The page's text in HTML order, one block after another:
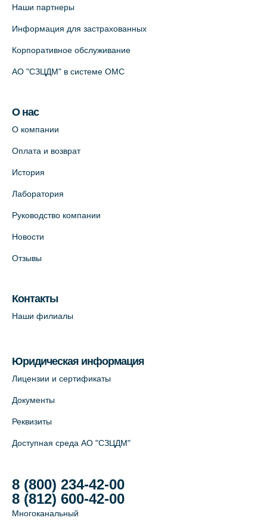
Наши партнеры
Информация для застрахованных
Корпоративное обслуживание
АО "СЗЦДМ" в системе ОМС
О нас
О компании
Оплата и возврат
История
Лаборатория
Руководство компании
Новости
Отзывы
Контакты
Наши филиалы
Юридическая информация
Лицензии и сертификаты
Документы
Реквизиты
Доступная среда АО "СЗЦДМ"
8 (800) 234-42-00
8 (812) 600-42-00
Многоканальный